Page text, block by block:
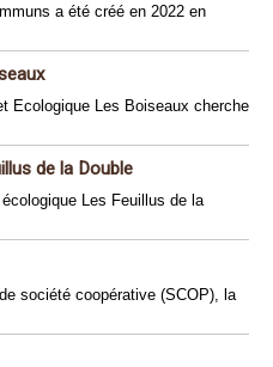
a été créé en 2022 en
Ecologique Les Boiseaux cherche
de la Double
Les Feuillus de la
société coopérative (SCOP), la